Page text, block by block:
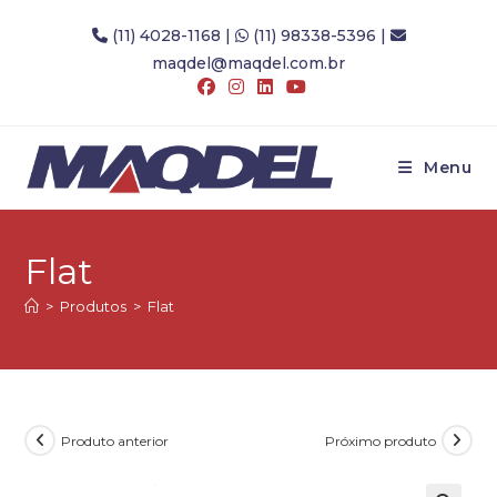
(11) 4028-1168 | (11) 98338-5396 |
maqdel@maqdel.com.br
Menu
Flat
> Produtos > Flat
Produto anterior Próximo produto